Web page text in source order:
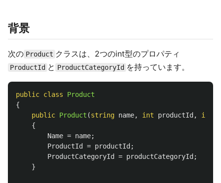
背景
次の Product クラスは、2つのint型のプロパティ
ProductId と ProductCategoryId を持っています。
public class
Product
{
public Product (string name, int productId , int
{
Name = name;
ProductId
= productId ;
ProductCategoryId
= productCategoryId ;
}